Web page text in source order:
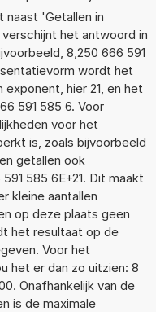
naast 'Getallen in
het antwoord in
8,250 666 591
wordt het
hier 21, en het
591 585 6. Voor
voor het
is, zoals bijvoorbeeld
getallen ook
585 6E+21. Dit maakt
kleine aantallen
op deze plaats geen
het resultaat op de
Voor het
het er dan zo uitzien: 8
Onafhankelijk van de
is de maximale